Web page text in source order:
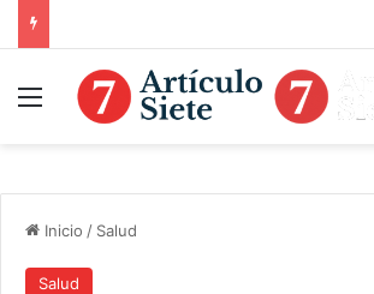
Menú
Inicio / Salud
Salud